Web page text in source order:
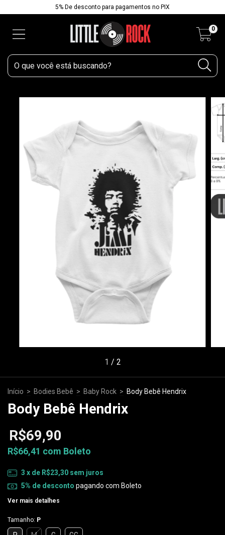
5% De desconto para pagamentos no PIX
0
1 / 2
Início > Bodies Bebê > Baby Rock > Body Bebê Hendrix
Body Bebê Hendrix
R$69,90
R$66,41 com Boleto
3 x de R$23,30 sem juros
5% de desconto pagando com Boleto
Ver mais detalhes
Tamanho: P